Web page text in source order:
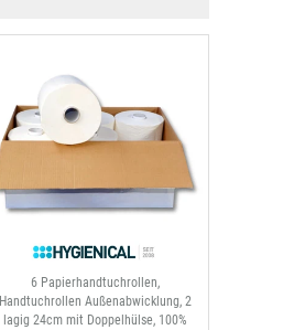
6 Papierhandtuchrollen,
Handtuchrollen Außenabwicklung, 2
lagig 24cm mit Doppelhülse, 100%